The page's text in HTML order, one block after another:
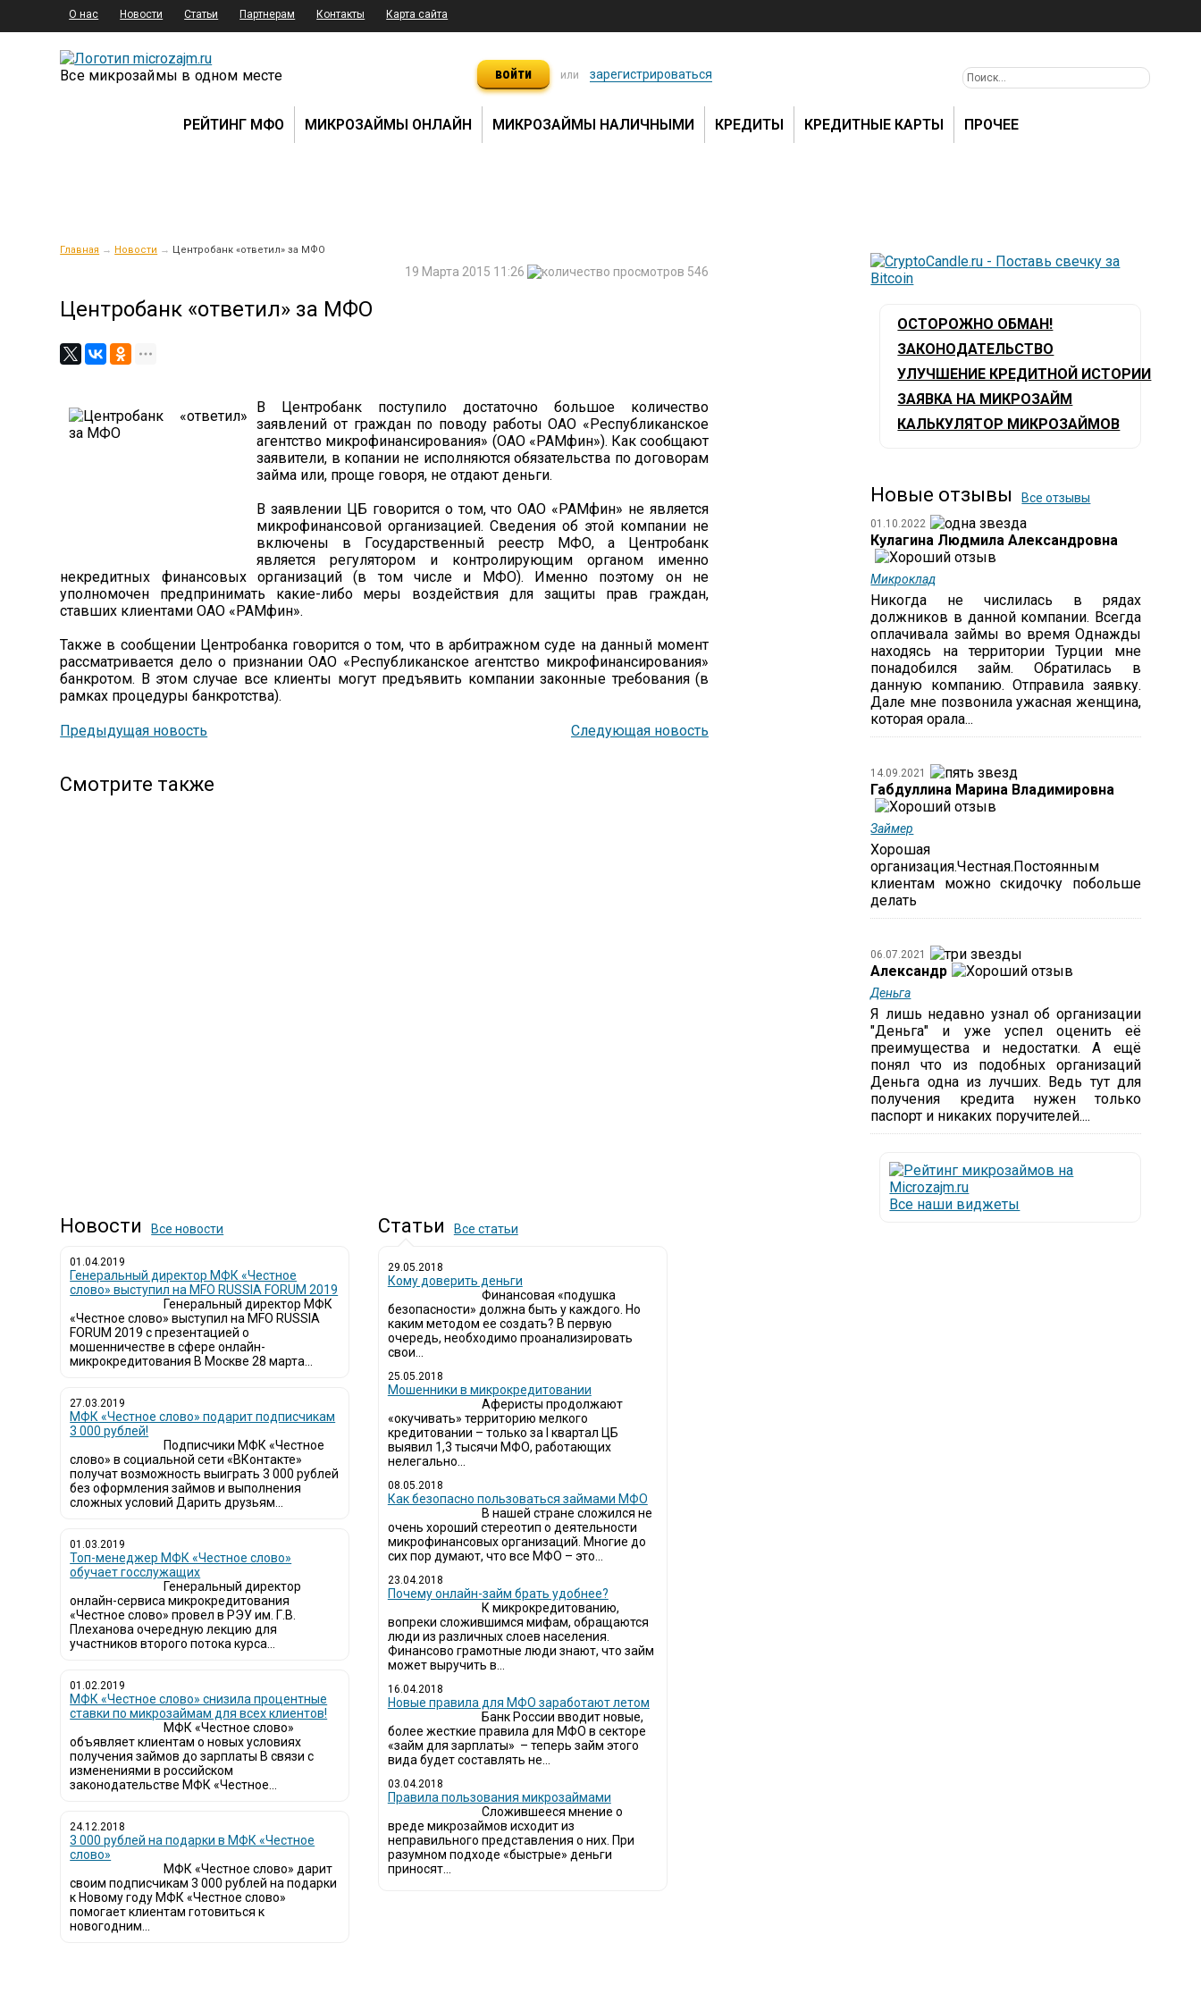
О нас Новости Статьи Партнерам Контакты Карта сайта
Все микрозаймы в одном месте войти или зарегистрироваться
РЕЙТИНГ МФО МИКРОЗАЙМЫ ОНЛАЙН МИКРОЗАЙМЫ НАЛИЧНЫМИ КРЕДИТЫ КРЕДИТНЫЕ КАРТЫ ПРОЧЕЕ
Главная → Новости → Центробанк «ответил» за МФО
546
19 Марта 2015 11:26
Центробанк «ответил» за МФО
В Центробанк поступило достаточно большое количество
заявлений от граждан по поводу работы ОАО «Республиканское
агентство микрофинансирования» (ОАО «РАМфин»). Как сообщают
заявители, в копании не исполняются обязательства по договорам
займа или, проще говоря, не отдают деньги.
В заявлении ЦБ говорится о том, что ОАО «РАМфин» не является
микрофинансовой организацией. Сведения об этой компании не
включены в Государственный реестр МФО, а Центробанк
является регулятором и контролирующим органом именно
некредитных финансовых организаций (в том числе и МФО). Именно поэтому он не
уполномочен предпринимать какие-либо меры воздействия для защиты прав граждан,
ставших клиентами ОАО «РАМфин».
Также в сообщении Центробанка говорится о том, что в арбитражном суде на данный момент
рассматривается дело о признании ОАО «Республиканское агентство микрофинансирования»
банкротом. В этом случае все клиенты могут предъявить компании законные требования (в
рамках процедуры банкротства).
Предыдущая новость Следующая новость
Смотрите также
Новости Все новости
01.04.2019
Генеральный директор МФК «Честное
слово» выступил на MFO RUSSIA FORUM 2019
Генеральный директор МФК
«Честное слово» выступил на MFO RUSSIA
FORUM 2019 с презентацией о
мошенничестве в сфере онлайн-
микрокредитования В Москве 28 марта...
27.03.2019
МФК «Честное слово» подарит подписчикам
3 000 рублей!
Подписчики МФК «Честное
слово» в социальной сети «ВКонтакте»
получат возможность выиграть 3 000 рублей
без оформления займов и выполнения
сложных условий Дарить друзьям...
01.03.2019
Топ-менеджер МФК «Честное слово»
обучает госслужащих
Генеральный директор
онлайн-сервиса микрокредитования
«Честное слово» провел в РЭУ им. Г.В.
Плеханова очередную лекцию для
участников второго потока курса...
01.02.2019
МФК «Честное слово» снизила процентные
ставки по микрозаймам для всех клиентов!
МФК «Честное слово»
объявляет клиентам о новых условиях
получения займов до зарплаты В связи с
изменениями в российском
законодательстве МФК «Честное...
24.12.2018
3 000 рублей на подарки в МФК «Честное
слово»
МФК «Честное слово» дарит
своим подписчикам 3 000 рублей на подарки
к Новому году МФК «Честное слово»
помогает клиентам готовиться к
новогодним...
Статьи Все статьи
29.05.2018
Кому доверить деньги
Финансовая «подушка
безопасности» должна быть у каждого. Но
каким методом ее создать? В первую
очередь, необходимо проанализировать
свои...
25.05.2018
Мошенники в микрокредитовании
Аферисты продолжают
«окучивать» территорию мелкого
кредитовании – только за I квартал ЦБ
выявил 1,3 тысячи МФО, работающих
нелегально...
08.05.2018
Как безопасно пользоваться займами МФО
В нашей стране сложился не
очень хороший стереотип о деятельности
микрофинансовых организаций. Многие до
сих пор думают, что все МФО – это...
23.04.2018
Почему онлайн-займ брать удобнее?
К микрокредитованию,
вопреки сложившимся мифам, обращаются
люди из различных слоев населения.
Финансово грамотные люди знают, что займ
может выручить в...
16.04.2018
Новые правила для МФО заработают летом
Банк России вводит новые,
более жесткие правила для МФО в секторе
«займ для зарплаты» – теперь займ этого
вида будет составлять не...
03.04.2018
​Правила пользования микрозаймами
Сложившееся мнение о
вреде микрозаймов исходит из
неправильного представления о них. При
разумном подходе «быстрые» деньги
приносят...
ОСТОРОЖНО ОБМАН!
ЗАКОНОДАТЕЛЬСТВО
УЛУЧШЕНИЕ КРЕДИТНОЙ ИСТОРИИ
ЗАЯВКА НА МИКРОЗАЙМ
КАЛЬКУЛЯТОР МИКРОЗАЙМОВ
Новые отзывы Все отзывы
01.10.2022
Кулагина Людмила Александровна
Микроклад
Никогда не числилась в рядах
должников в данной компании. Всегда
оплачивала займы во время Однажды
находясь на территории Турции мне
понадобился займ. Обратилась в
данную компанию. Отправила заявку.
Дале мне позвонила ужасная женщина,
которая орала...
14.09.2021
Габдуллина Марина Владимировна
Займер
Хорошая
организация.Честная.Постоянным
клиентам можно скидочку побольше
делать
06.07.2021
Александр
Деньга
Я лишь недавно узнал об организации
"Деньга" и уже успел оценить её
преимущества и недостатки. А ещё
понял что из подобных организаций
Деньга одна из лучших. Ведь тут для
получения кредита нужен только
паспорт и никаких поручителей....
Все наши виджеты